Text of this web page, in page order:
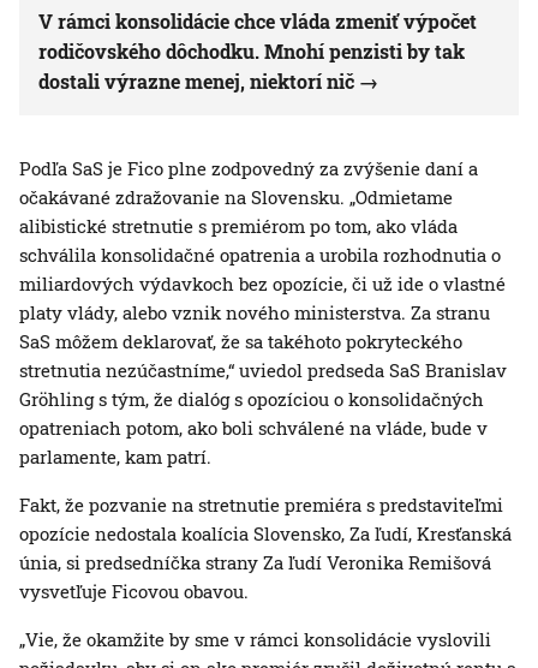
V rámci konsolidácie chce vláda zmeniť výpočet
rodičovského dôchodku. Mnohí penzisti by tak
dostali výrazne menej, niektorí nič
Podľa SaS je Fico plne zodpovedný za zvýšenie daní a
očakávané zdražovanie na Slovensku. „Odmietame
alibistické stretnutie s premiérom po tom, ako vláda
schválila konsolidačné opatrenia a urobila rozhodnutia o
miliardových výdavkoch bez opozície, či už ide o vlastné
platy vlády, alebo vznik nového ministerstva. Za stranu
SaS môžem deklarovať, že sa takéhoto pokryteckého
stretnutia nezúčastníme,“ uviedol predseda SaS Branislav
Gröhling s tým, že dialóg s opozíciou o konsolidačných
opatreniach potom, ako boli schválené na vláde, bude v
parlamente, kam patrí.
Fakt, že pozvanie na stretnutie premiéra s predstaviteľmi
opozície nedostala koalícia Slovensko, Za ľudí, Kresťanská
únia, si predsedníčka strany Za ľudí Veronika Remišová
vysvetľuje Ficovou obavou.
„Vie, že okamžite by sme v rámci konsolidácie vyslovili